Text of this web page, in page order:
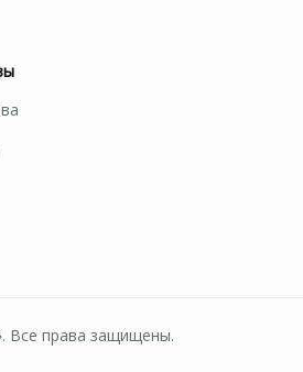
Все права защищены.